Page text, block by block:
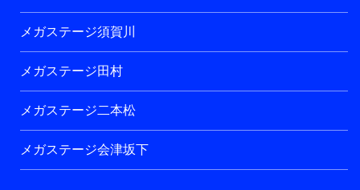
メガステージ須賀川
メガステージ田村
メガステージ二本松
メガステージ会津坂下